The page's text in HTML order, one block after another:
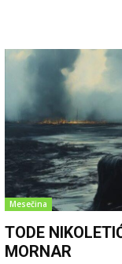
Mesečina
TODE
MORNAR